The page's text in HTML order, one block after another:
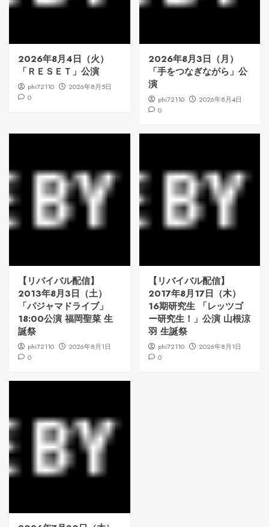
2026年8月4日（火）
「ＲＥＳＥＴ」公演
phi72110
2026年8月5日
0
2026年8月3日（月）
「手をつなぎながら」公
演
phi72110
2026年8月4日
0
【リバイバル配信】
2013年8月3日（土）
「パジャマドライブ」
18:00公演 福岡聖菜 生
誕祭
phi72110
2026年8月1日
0
【リバイバル配信】
2017年8月17日（木）
16期研究生 「レッツゴ
ー研究生！」公演 山根涼
羽 生誕祭
phi72110
2026年8月1日
0